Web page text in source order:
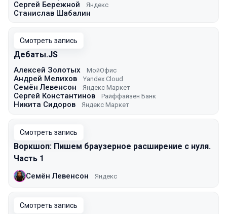
Сергей Бережной
Яндекс
Станислав Шабалин
Смотреть запись
Дебаты.JS
Алексей Золотых МойОфис
Андрей Мелихов Yandex Cloud
Семён Левенсон Яндекс Маркет
Сергей Константинов Райффайзен Банк
Никита Сидоров Яндекс Маркет
Смотреть запись
Воркшоп: Пишем браузерное расширение с нуля.
Часть 1
Семён Левенсон Яндекс
Смотреть запись